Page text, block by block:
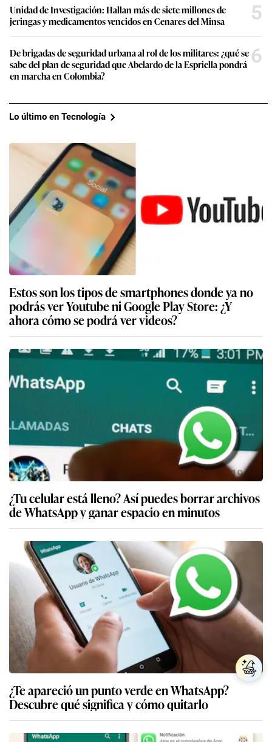
Unidad de Investigación: Hallan más de siete millones de
jeringas y medicamentos vencidos en Cenares del Minsa
5
De brigadas de seguridad urbana al rol de los militares: ¿qué se
sabe del plan de seguridad que Abelardo de la Espriella pondrá
en marcha en Colombia?
6
Lo último en Tecnología
Estos son los tipos de smartphones donde ya no
podrás ver Youtube ni Google Play Store: ¿Y
ahora cómo se podrá ver videos?
¿Tu celular está lleno? Así puedes borrar archivos
de WhatsApp y ganar espacio en minutos
¿Te apareció un punto verde en WhatsApp?
Descubre qué significa y cómo quitarlo